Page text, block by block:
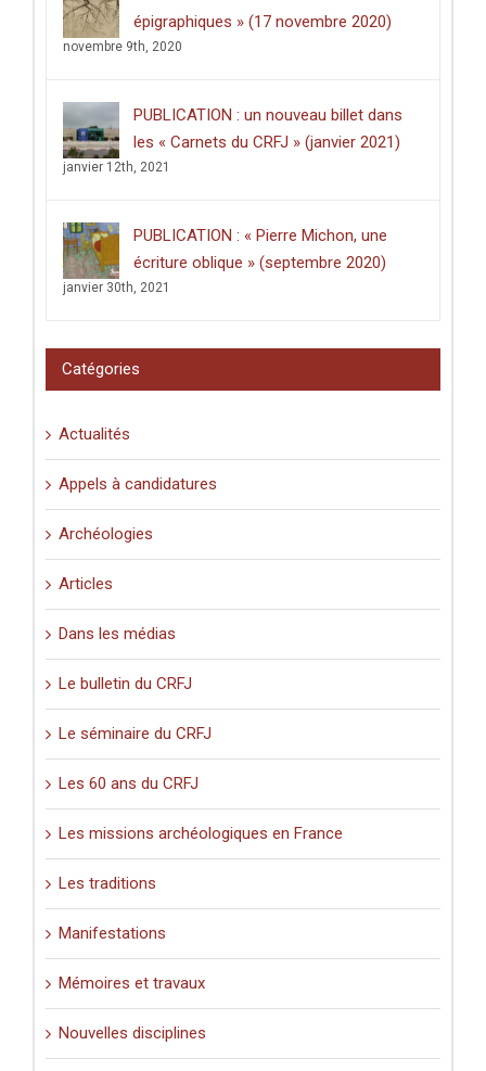
épigraphiques » (17 novembre 2020)
novembre 9th, 2020
PUBLICATION : un nouveau billet dans
les « Carnets du CRFJ » (janvier 2021)
janvier 12th, 2021
PUBLICATION : « Pierre Michon, une
écriture oblique » (septembre 2020)
janvier 30th, 2021
Catégories
Actualités
Appels à candidatures
Archéologies
Articles
Dans les médias
Le bulletin du CRFJ
Le séminaire du CRFJ
Les 60 ans du CRFJ
Les missions archéologiques en France
Les traditions
Manifestations
Mémoires et travaux
Nouvelles disciplines